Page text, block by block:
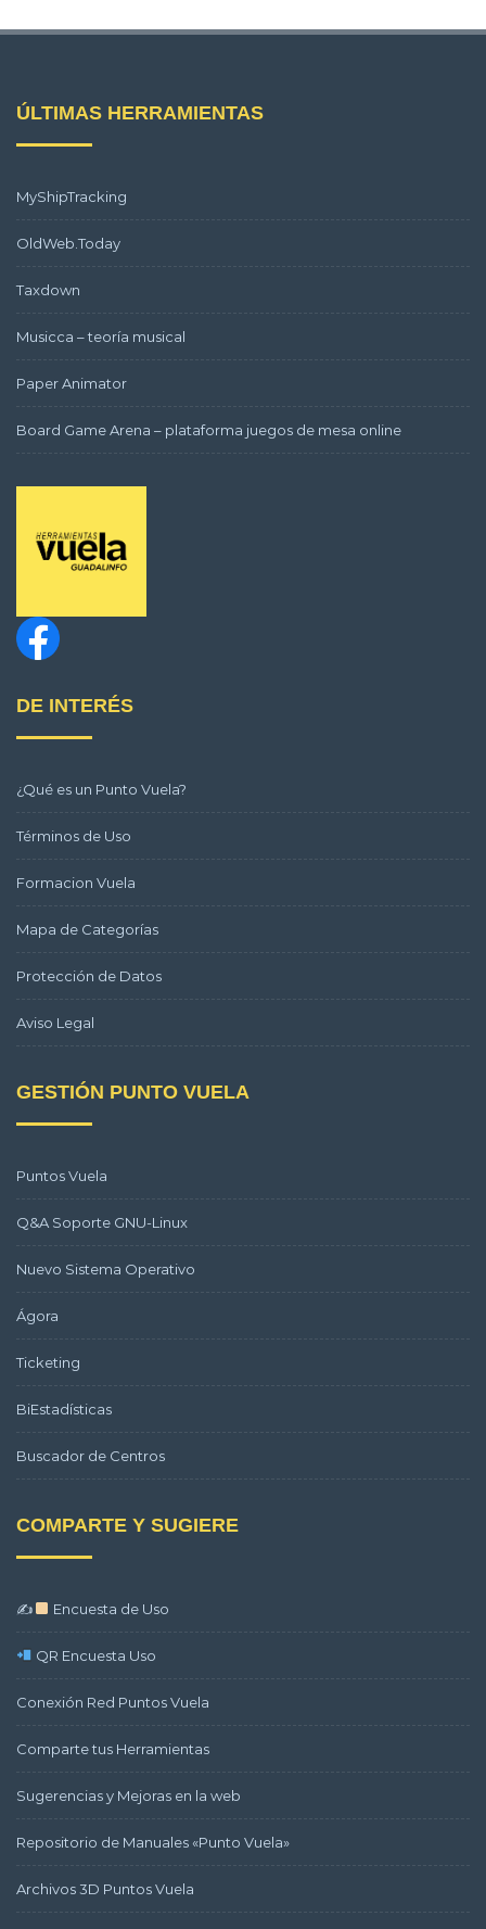
ÚLTIMAS HERRAMIENTAS
MyShipTracking
OldWeb.Today
Taxdown
Musicca – teoría musical
Paper Animator
Board Game Arena – plataforma juegos de mesa online
DE INTERÉS
¿Qué es un Punto Vuela?
Términos de Uso
Formacion Vuela
Mapa de Categorías
Protección de Datos
Aviso Legal
GESTIÓN PUNTO VUELA
Puntos Vuela
Q&A Soporte GNU-Linux
Nuevo Sistema Operativo
Ágora
Ticketing
BiEstadísticas
Buscador de Centros
COMPARTE Y SUGIERE
✍ Encuesta de Uso
QR Encuesta Uso
Conexión Red Puntos Vuela
Comparte tus Herramientas
Sugerencias y Mejoras en la web
Repositorio de Manuales «Punto Vuela»
Archivos 3D Puntos Vuela